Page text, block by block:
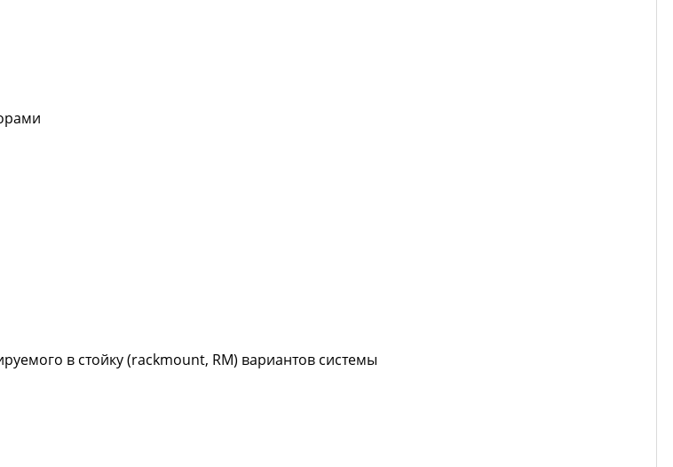
в стойку (rackmount, RM) вариантов системы